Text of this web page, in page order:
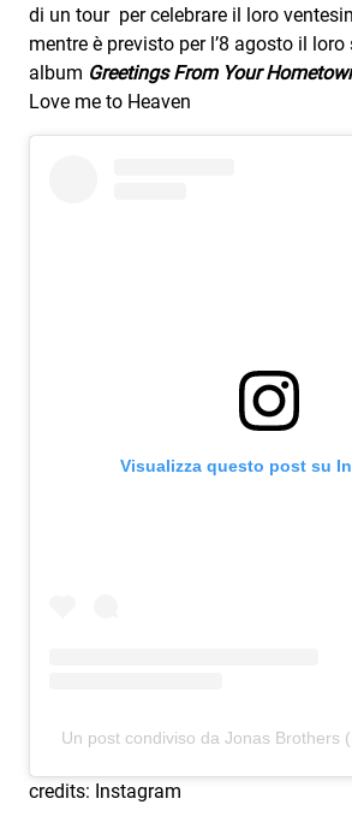
di un tour per celebrare il loro
mentre è previsto per l’8 agosto il
album Greetings From Your
Love me to Heaven
Visualizza questo post su
Un post condiviso da Jonas Brothers
credits: Instagram